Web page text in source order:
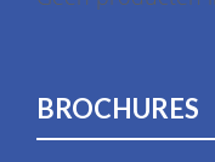
BROCHURES